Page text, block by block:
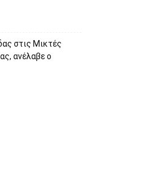
στις Μικτές
ανέλαβε ο